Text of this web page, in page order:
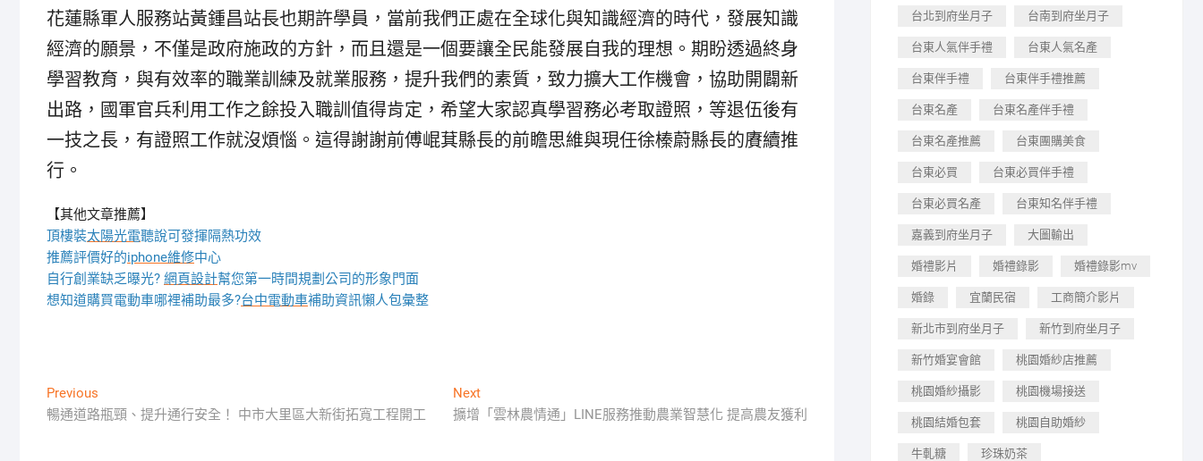
花蓮縣軍人服務站黃鍾昌站長也期許學員，當前我們正處在全球化與知識經濟的時代，發展知識
經濟的願景，不僅是政府施政的方針，而且還是一個要讓全民能發展自我的理想。期盼透過終身
學習教育，與有效率的職業訓練及就業服務，提升我們的素質，致力擴大工作機會，協助開闢新
出路，國軍官兵利用工作之餘投入職訓值得肯定，希望大家認真學習務必考取證照，等退伍後有
一技之長，有證照工作就沒煩惱。這得謝謝前傅崐萁縣長的前瞻思維與現任徐榛蔚縣長的賡續推
行。
【其他文章推薦】
頂樓裝太陽光電聽說可發揮隔熱功效
推薦評價好的iphone維修中心
自行創業缺乏曝光? 網頁設計幫您第一時間規劃公司的形象門面
想知道購買電動車哪裡補助最多?台中電動車補助資訊懶人包彙整
文
章
Previous
post:
暢通道路瓶頸、提升通行安全！ 中市大里區大新街拓寬工程開工
NextNext
post:
擴增「雲林農情通」LINE服務推動農業智慧化 提高農友獲利
台北到府坐月子 台南到府坐月子
台東人氣伴手禮 台東人氣名產
台東伴手禮 台東伴手禮推薦
台東名產 台東名產伴手禮
台東名產推薦 台東團購美食
台東必買 台東必買伴手禮
台東必買名產 台東知名伴手禮
嘉義到府坐月子 大圖輸出
婚禮影片 婚禮錄影 婚禮錄影mv
婚錄 宜蘭民宿 工商簡介影片
新北市到府坐月子 新竹到府坐月子
新竹婚宴會館 桃園婚紗店推薦
桃園婚紗攝影 桃園機場接送
桃園結婚包套 桃園自助婚紗
牛軋糖 珍珠奶茶